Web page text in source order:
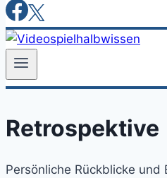
Retrospektive
Persönliche Rückblicke und